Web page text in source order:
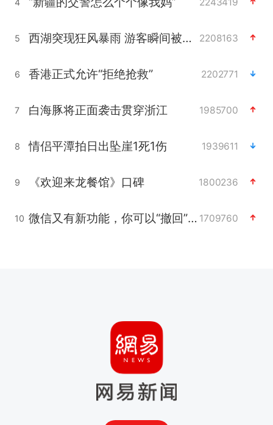
5 西湖突现狂风暴雨 游客瞬间被浇透 2208163
6 香港正式允许“拒绝抢救” 2202771
7 白海豚将正面袭击贯穿浙江 1985700
8 情侣平潭拍日出坠崖1死1伤 1939611
9 《欢迎来龙餐馆》口碑 1800236
10 微信又有新功能，你可以“撤回”你的撤回了！ 1709760